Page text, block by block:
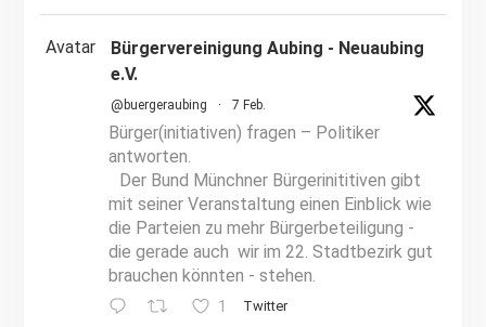
Avatar
Bürgervereinigung Aubing - Neuaubing
e.V.
@buergeraubing · 7 Feb.
Bürger(initiativen) fragen – Politiker
antworten.
Der Bund Münchner Bürgerinititiven gibt
mit seiner Veranstaltung einen Einblick wie
die Parteien zu mehr Bürgerbeteiligung -
die gerade auch wir im 22. Stadtbezirk gut
brauchen könnten - stehen.
1 Twitter